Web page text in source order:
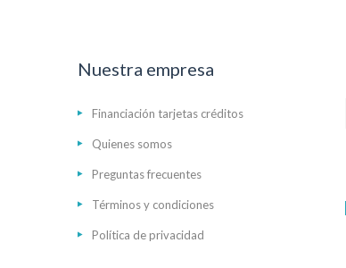
Nuestra empresa
Financiación tarjetas créditos
Quienes somos
Preguntas frecuentes
Términos y condiciones
Política de privacidad